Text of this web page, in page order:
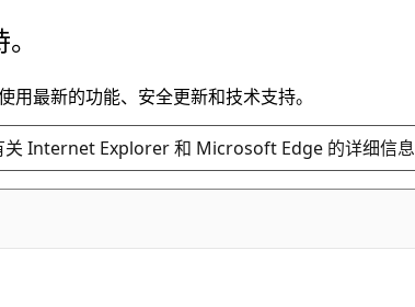
最新的功能、安全更新和技术支持。
关 Internet Explorer 和 Microsoft Edge 的详细信息